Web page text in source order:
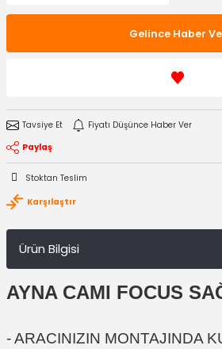
Gelince Haber
Tavsiye Et
Fiyatı Düşünce Haber Ver
Paylaş
Stoktan Teslim
Karşılaştır
Ürün Bilgisi
AYNA CAMI FOCUS
- ARACINIZIN MONTAJINDA